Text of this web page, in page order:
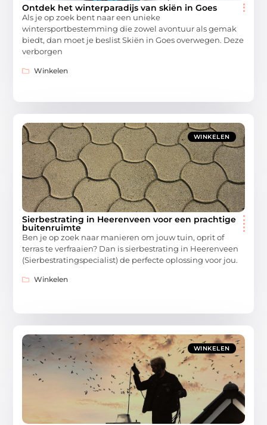
Ontdek het winterparadijs van skiën in Goes
Als je op zoek bent naar een unieke
wintersportbestemming die zowel avontuur als gemak
biedt, dan moet je beslist Skiën in Goes overwegen. Deze
verborgen
Winkelen
WINKELEN
Sierbestrating in Heerenveen voor een prachtige
buitenruimte
Ben je op zoek naar manieren om jouw tuin, oprit of
terras te verfraaien? Dan is sierbestrating in Heerenveen
(Sierbestratingspecialist) de perfecte oplossing voor jou.
Winkelen
WINKELEN